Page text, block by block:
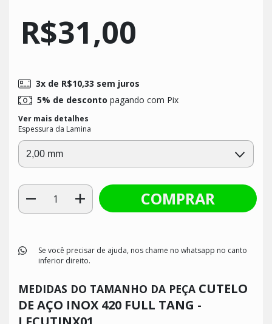
R$31,00
3x de R$10,33 sem juros
5% de desconto pagando com Pix
Ver mais detalhes
Espessura da Lamina
Se você precisar de ajuda, nos chame no whatsapp no canto
inferior direito.
MEDIDAS DO TAMANHO DA PEÇA CUTELO
DE AÇO INOX 420 FULL TANG -